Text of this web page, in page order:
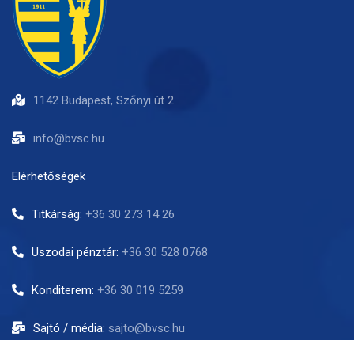
1142 Budapest, Szőnyi út 2.
info@bvsc.hu
Elérhetőségek
Titkárság: +36 30 273 14 26
Uszodai pénztár: +36 30 528 0768
Konditerem: +36 30 019 5259
Sajtó / média: sajto@bvsc.hu